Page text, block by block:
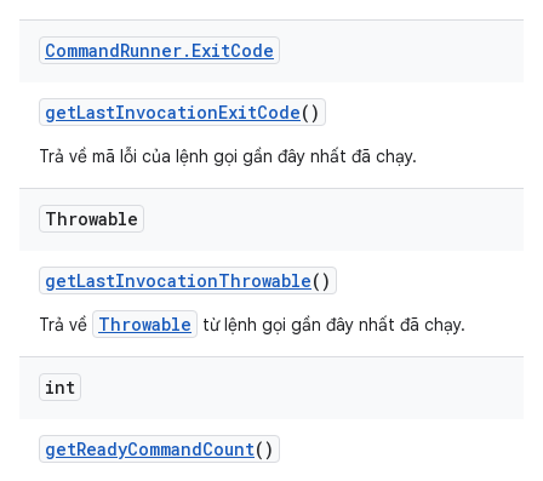
CommandRunner. ExitCode
getLastInvocationExitCode()
Trả về mã lỗi của lệnh gọi gần đây nhất đã chạy.
Throwable
getLastInvocationThrowable()
Trả về Throwable từ lệnh gọi gần đây nhất đã chạy.
int
getReadyCommandCount()